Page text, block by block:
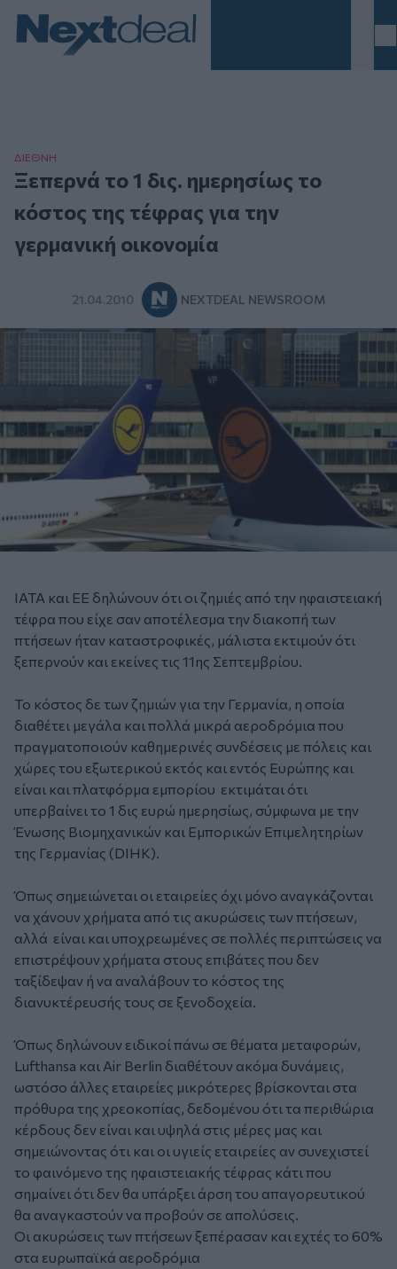
ΔΙΕΘΝΗ
Ξεπερνά το 1 δις. ημερησίως το
κόστος της τέφρας για την
γερμανική οικονομία
21.04.2010 NEXTDEAL NEWSROOM
ΙΑΤΑ και ΕΕ δηλώνουν ότι οι ζημιές από την ηφαιστειακή
τέφρα που είχε σαν αποτέλεσμα την διακοπή των
πτήσεων ήταν καταστροφικές, μάλιστα εκτιμούν ότι
ξεπερνούν και εκείνες τις 11ης Σεπτεμβρίου.
Το κόστος δε των ζημιών για την Γερμανία, η οποία
διαθέτει μεγάλα και πολλά μικρά αεροδρόμια που
πραγματοποιούν καθημερινές συνδέσεις με πόλεις και
χώρες του εξωτερικού εκτός και εντός Ευρώπης και
είναι και πλατφόρμα εμπορίου εκτιμάται ότι
υπερβαίνει το 1 δις ευρώ ημερησίως, σύμφωνα με την
Ένωσης Βιομηχανικών και Εμπορικών Επιμελητηρίων
της Γερμανίας (DIHK).
Όπως σημειώνεται οι εταιρείες όχι μόνο αναγκάζονται
να χάνουν χρήματα από τις ακυρώσεις των πτήσεων,
αλλά είναι και υποχρεωμένες σε πολλές περιπτώσεις να
επιστρέψουν χρήματα στους επιβάτες που δεν
ταξίδεψαν ή να αναλάβουν το κόστος της
διανυκτέρευσής τους σε ξενοδοχεία.
Όπως δηλώνουν ειδικοί πάνω σε θέματα μεταφορών,
Lufthansa και Air Berlin διαθέτουν ακόμα δυνάμεις,
ωστόσο άλλες εταιρείες μικρότερες βρίσκονται στα
πρόθυρα της χρεοκοπίας, δεδομένου ότι τα περιθώρια
κέρδους δεν είναι και υψηλά στις μέρες μας και
σημειώνοντας ότι και οι υγιείς εταιρείες αν συνεχιστεί
το φαινόμενο της ηφαιστειακής τέφρας κάτι που
σημαίνει ότι δεν θα υπάρξει άρση του απαγορευτικού
θα αναγκαστούν να προβούν σε απολύσεις.
Οι ακυρώσεις των πτήσεων ξεπέρασαν και εχτές το 60%
στα ευρωπαϊκά αεροδρόμια